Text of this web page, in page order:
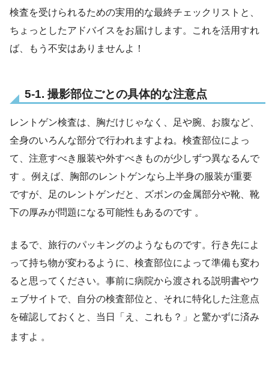
検査を受けられるための実用的な最終チェックリストと、
ちょっとしたアドバイスをお届けします。これを活用すれ
ば、もう不安はありませんよ！
5-1. 撮影部位ごとの具体的な注意点
レントゲン検査は、胸だけじゃなく、足や腕、お腹など、
全身のいろんな部分で行われますよね。検査部位によっ
て、注意すべき服装や外すべきものが少しずつ異なるんで
す 。例えば、胸部のレントゲンなら上半身の服装が重要
ですが、足のレントゲンだと、ズボンの金属部分や靴、靴
下の厚みが問題になる可能性もあるのです 。
まるで、旅行のパッキングのようなものです。行き先によ
って持ち物が変わるように、検査部位によって準備も変わ
ると思ってください。事前に病院から渡される説明書やウ
ェブサイトで、自分の検査部位と、それに特化した注意点
を確認しておくと、当日「え、これも？」と驚かずに済み
ますよ 。